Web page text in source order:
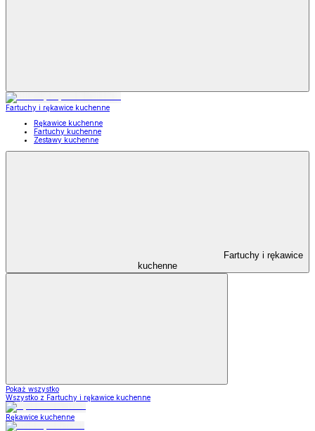
Fartuchy i rękawice kuchenne
Rękawice kuchenne
Fartuchy kuchenne
Zestawy kuchenne
Fartuchy i rękawice
kuchenne
Pokaż wszystko
Wszystko z Fartuchy i rękawice kuchenne
Rękawice kuchenne